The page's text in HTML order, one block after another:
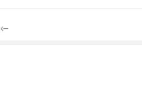
ー